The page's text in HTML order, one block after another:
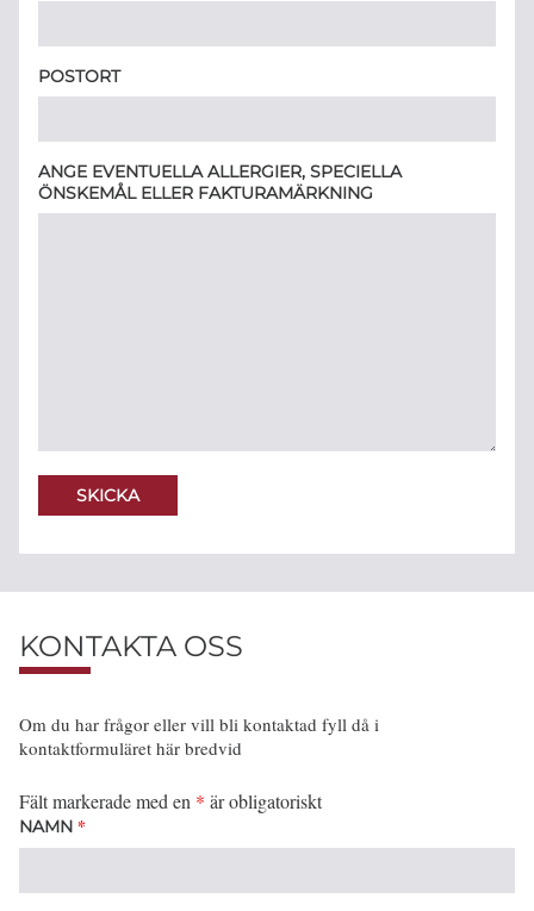
POSTORT
ANGE EVENTUELLA ALLERGIER, SPECIELLA
ÖNSKEMÅL ELLER FAKTURAMÄRKNING
KONTAKTA OSS
Om du har frågor eller vill bli kontaktad fyll då i
kontaktformuläret här bredvid
Fält markerade med en * är obligatoriskt
NAMN *